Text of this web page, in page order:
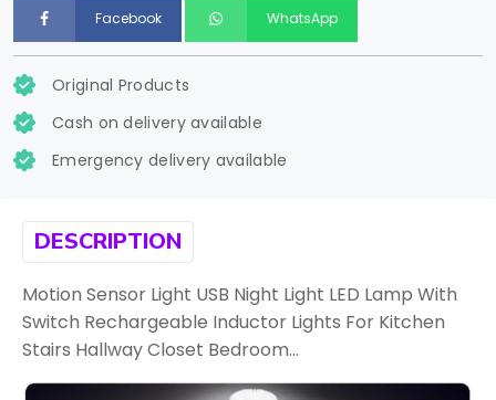
Facebook WhatsApp
Original Products
Cash on delivery available
Emergency delivery available
DESCRIPTION
Motion Sensor Light USB Night Light LED Lamp With
Switch Rechargeable Inductor Lights For Kitchen
Stairs Hallway Closet Bedroom...